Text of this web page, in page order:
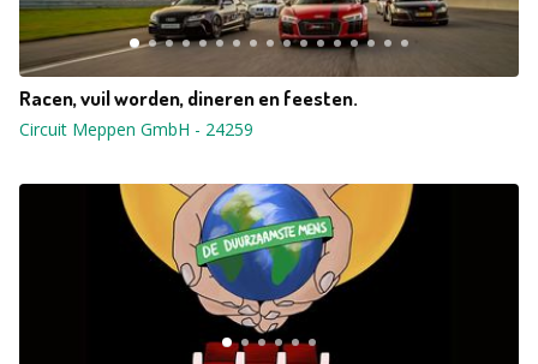
Racen, vuil worden, dineren en feesten.
Circuit Meppen GmbH - 24259